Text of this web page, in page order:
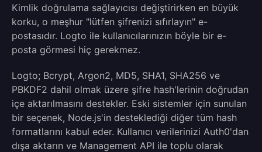
Kimlik doğrulama sağlayıcısı değiştirirken en büyük
korku, o meşhur "lütfen şifrenizi sıfırlayın" e-
postasıdır. Logto ile kullanıcılarınızın böyle bir e-
posta görmesi hiç gerekmez.
Logto; Bcrypt, Argon2, MD5, SHA1, SHA256 ve
PBKDF2 dahil olmak üzere şifre hash'lerinin doğrudan
içe aktarılmasını destekler. Eski sistemler için sunulan
bir seçenek, Node.js'in desteklediği diğer tüm hash
formatlarını kabul eder. Kullanıcı verilerinizi Auth0'dan
dışa aktarın ve Management API ile toplu olarak